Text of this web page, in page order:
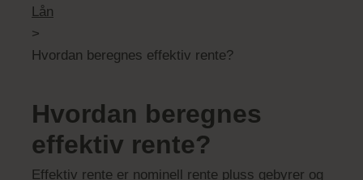
Lån
>
Hvordan beregnes effektiv rente?
Hvordan beregnes
effektiv rente?
Effektiv rente er nominell rente pluss gebyrer og